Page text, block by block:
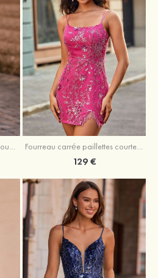
Fourreau carrée mousseline courte/mini robe de fête de la rentré avec volants Fourreau carrée paillettes courte/mini robe de fête de la rentrée
129 €